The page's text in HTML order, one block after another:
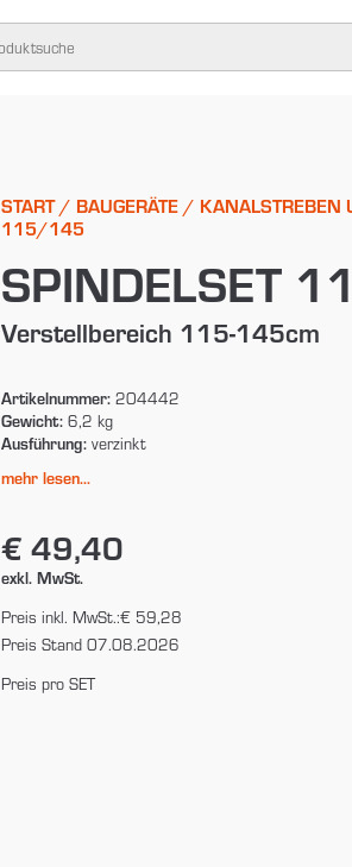
START/ BAUGERÄTE/ KANALSTREBEN
115/145
SPINDELSET
Verstellbereich 115-145cm
Artikelnummer:204442
Gewicht:6,2 kg
Ausführung:verzinkt
mehr lesen...
€ 49,40
exkl. MwSt.
Preis inkl. MwSt.:€ 59,28
Preis Stand 07.08.2026
Preis pro SET